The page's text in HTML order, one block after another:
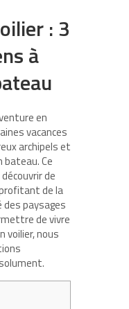
: 3
à
en
vacances
archipels et
Ce
de
de la
paysages
de vivre
voilier, nous